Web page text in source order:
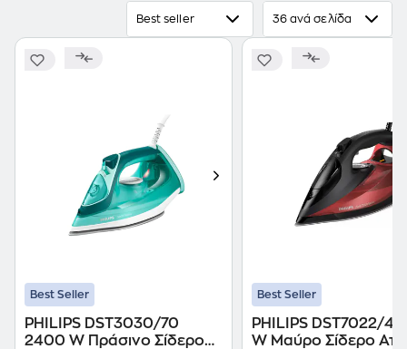
Best seller 36 ανά σελίδα
Best Seller
PHILIPS DST3030/70
2400 W Πράσινο Σίδερο
Best Seller
PHILIPS DST7022/
W Μαύρο Σίδερο